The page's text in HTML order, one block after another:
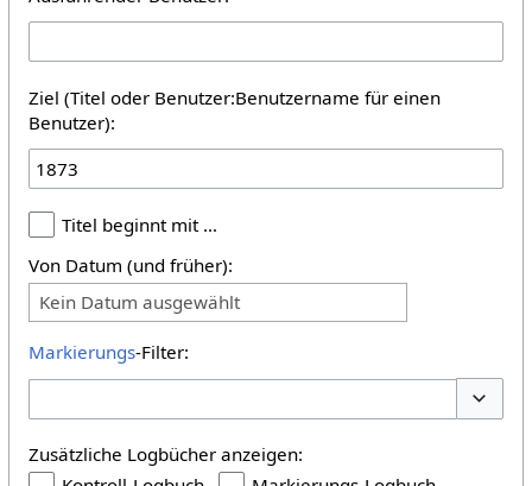
Ziel (Titel oder Benutzer:Benutzername für einen
Benutzer):
Titel beginnt mit …
Von Datum (und früher):
Kein Datum ausgewählt
Markierungs-Filter:
Zusätzliche Logbücher anzeigen: